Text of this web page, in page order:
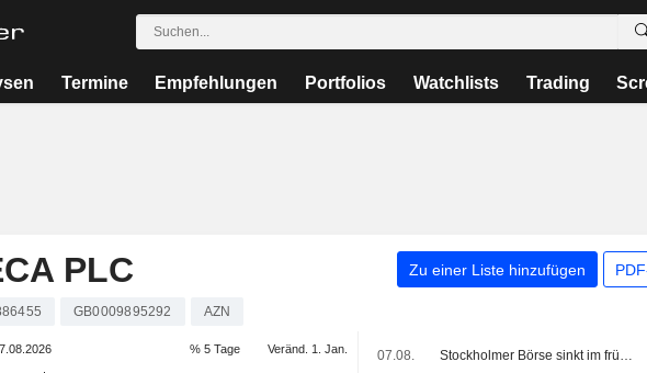
Termine Empfehlungen Portfolios Watchlists Trading
PLC Zu einer Liste hinzufügen
GB0009895292 AZN
% 5 Tage Veränd. 1. Jan. 07.08. Stockholmer Börse sinkt im frühen Freitaghandel